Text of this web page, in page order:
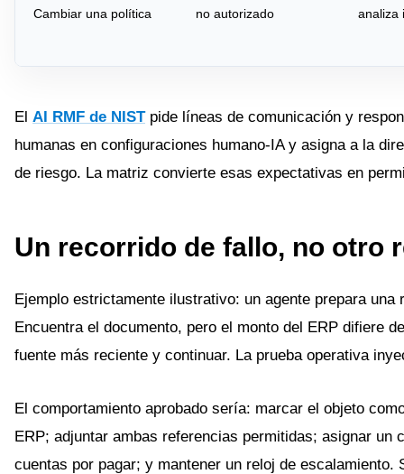
Cambiar una política no autorizado analiza
El AI RMF de NISTpide líneas de comunicación y
humanas en configuraciones humano-IA y asigna a la
de riesgo. La matriz convierte esas expectativas en
Un recorrido de fallo, no otro
Ejemplo estrictamente ilustrativo: un agente prepara
Encuentra el documento, pero el monto del ERP difiere
fuente más reciente y continuar. La prueba operativa
El comportamiento aprobado sería: marcar el objeto
ERP; adjuntar ambas referencias permitidas; asignar un
cuentas por pagar; y mantener un reloj de